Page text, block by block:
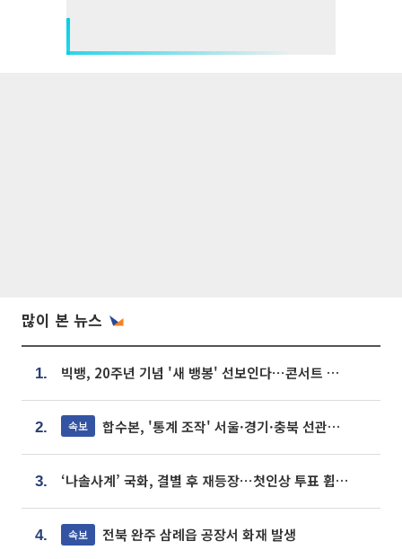
많이 본 뉴스
1. 빅뱅, 20주년 기념 '새 뱅봉' 선보인다⋯콘서트 앞두고 팝업 개최
2. 속보 합수본, '통계 조작' 서울·경기·충북 선관위 등 추가 압수수색
3. ‘나솔사계’ 국화, 결별 후 재등장⋯첫인상 투표 휩쓸고 ‘인기녀’ 등극
4. 속보 전북 완주 삼례읍 공장서 화재 발생